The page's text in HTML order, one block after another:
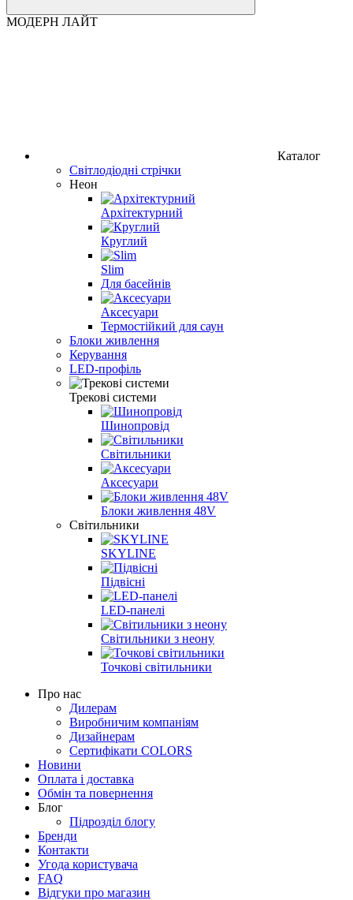
МОДЕРН ЛАЙТ
Каталог
Світлодіодні стрічки
Неон
Архітектурний
Круглий
Slim
Для басейнів
Аксесуари
Термостійкий для саун
Блоки живлення
Керування
LED-профіль
Трекові системи
Шинопровід
Світильники
Аксесуари
Блоки живлення 48V
Світильники
SKYLINE
Підвісні
LED-панелі
Світильники з неону
Точкові світильники
Про нас
Дилерам
Виробничим компаніям
Дизайнерам
Сертифікати COLORS
Новини
Оплата і доставка
Обмін та повернення
Блог
Підрозділ блогу
Бренди
Контакти
Угода користувача
FAQ
Відгуки про магазин